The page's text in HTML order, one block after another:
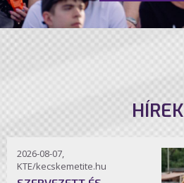
HÍREK
2026-08-07,
KTE/kecskemetite.hu